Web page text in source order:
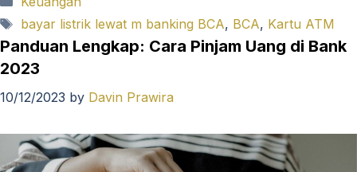
Tags
bayar listrik lewat m banking BCA, BCA, Kartu ATM
Panduan Lengkap: Cara Pinjam Uang di Bank
2023
10/12/2023 by Davin Prawira